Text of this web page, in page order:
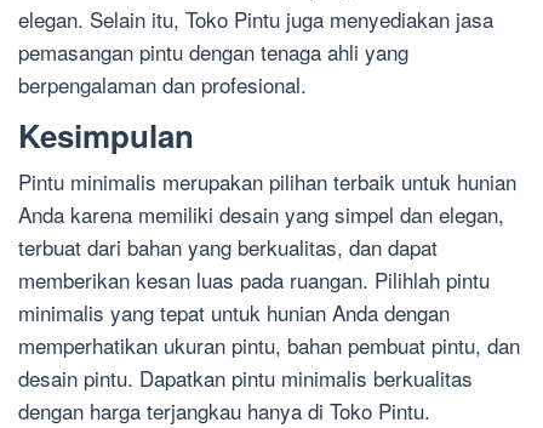
elegan. Selain itu, Toko Pintu juga menyediakan jasa
pemasangan pintu dengan tenaga ahli yang
berpengalaman dan profesional.
Kesimpulan
Pintu minimalis merupakan pilihan terbaik untuk hunian
Anda karena memiliki desain yang simpel dan elegan,
terbuat dari bahan yang berkualitas, dan dapat
memberikan kesan luas pada ruangan. Pilihlah pintu
minimalis yang tepat untuk hunian Anda dengan
memperhatikan ukuran pintu, bahan pembuat pintu, dan
desain pintu. Dapatkan pintu minimalis berkualitas
dengan harga terjangkau hanya di Toko Pintu.